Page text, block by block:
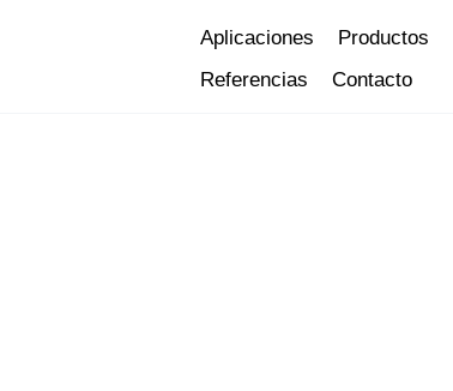
Aplicaciones Productos
Referencias
Contacto